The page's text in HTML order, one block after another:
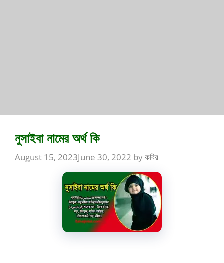
নুসাইবা নামের অর্থ কি
August 15, 2023June 30, 2022 byকবির